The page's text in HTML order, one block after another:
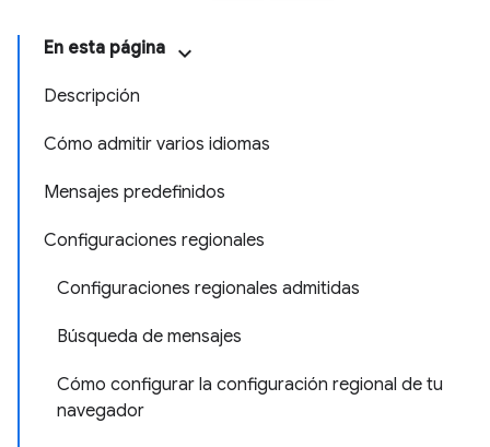
En esta página
Descripción
Cómo admitir varios idiomas
Mensajes predefinidos
Configuraciones regionales
Configuraciones regionales admitidas
Búsqueda de mensajes
Cómo configurar la configuración regional de tu
navegador